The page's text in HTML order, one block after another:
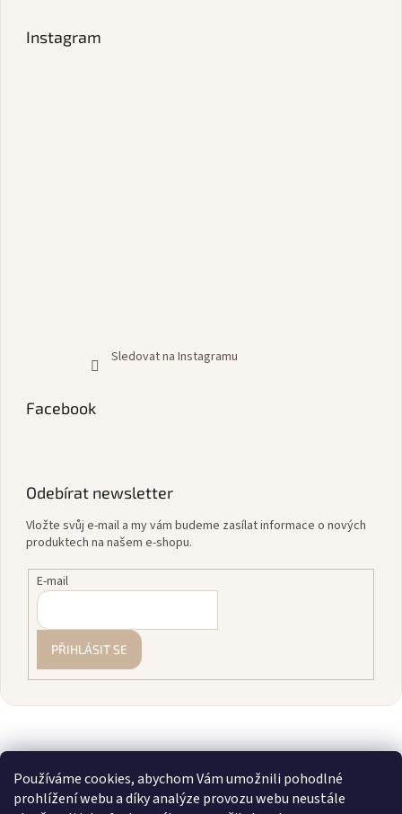
Používáme cookies, abychom Vám umožnili pohodlné
prohlížení webu a díky analýze provozu webu neustále
Instagram
Sledovat na Instagramu
Facebook
Odebírat newsletter
Vložte svůj e-mail a my vám budeme zasílat informace o nových
produktech na našem e-shopu.
E-mail
PŘIHLÁSIT SE